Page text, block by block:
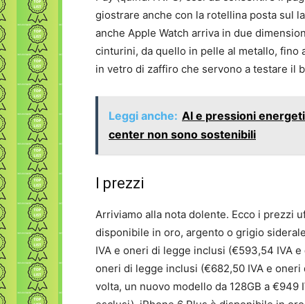
giostrare anche con la rotellina posta sul
anche Apple Watch arriva in due
cinturini, da quello in pelle al metallo, fino
in vetro di zaffiro che servono a testare il
Leggi anche: AI e pressioni
center non sono sostenibili
I prezzi
Arriviamo alla nota dolente. Ecco i prezzi
disponibile in oro, argento o grigio
IVA e oneri di legge inclusi (€593,54 IVA
oneri di legge inclusi (€682,50 IVA e
volta, un nuovo modello da 128GB a